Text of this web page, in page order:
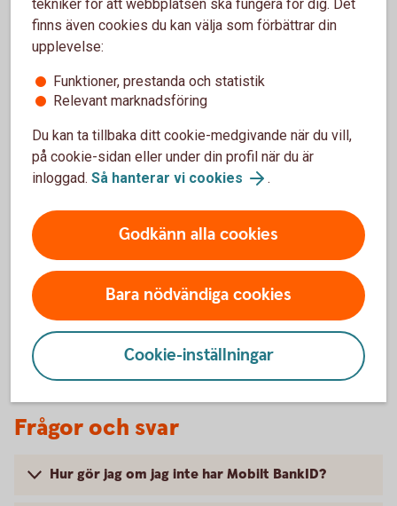
Bankkort Mastercard Ung (vårdnadshavare)
Logga in i internetbanken eller appen.
internetbanken.
Klicka på ”Barns tjänster”.
Välj det barn som ärendet gäller.
Välj det kort som du vill slå på för internetköp.
Följ instruktionerna.
Vårdnadshavare: Logga in och slå på
internetköp för barn under 18 år
Frågor och svar
Hur gör jag om jag inte har Mobilt BankID?
tekniker för att webbplatsen ska fungera för dig. Det
finns även cookies du kan välja som förbättrar din
upplevelse:
Funktioner, prestanda och statistik
Relevant marknadsföring
Du kan ta tillbaka ditt cookie-medgivande när du vill,
på cookie-sidan eller under din profil när du är
inloggad. Så hanterar vi cookies .
Godkänn alla cookies
Bara nödvändiga cookies
Cookie-inställningar